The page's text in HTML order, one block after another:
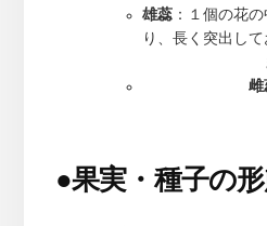
雄蕊 ：１個の花
り、長く突出し
雌
●果実・種子の